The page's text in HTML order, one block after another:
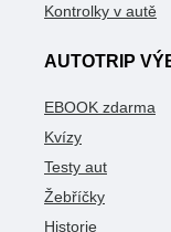
Kontrolky v autě
AUTOTRIP
EBOOK zdarma
Kvízy
Testy aut
Žebříčky
Historie